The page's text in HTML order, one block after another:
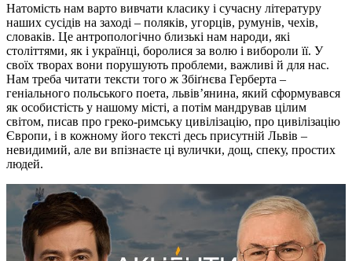
Натомість нам варто вивчати класику і сучасну літературу
наших сусідів на заході – поляків, угорців, румунів, чехів,
словаків. Це антропологічно близькі нам народи, які
століттями, як і українці, боролися за волю і вибороли її. У
своїх творах вони порушують проблеми, важливі й для нас.
Нам треба читати тексти того ж Збіґнєва Герберта –
геніального польського поета, львів’янина, який сформувався
як особистість у нашому місті, а потім мандрував цілим
світом, писав про греко-римську цивілізацію, про цивілізацію
Європи, і в кожному його тексті десь присутній Львів –
невидимий, але ви впізнаєте ці вулички, дощ, спеку, простих
людей.